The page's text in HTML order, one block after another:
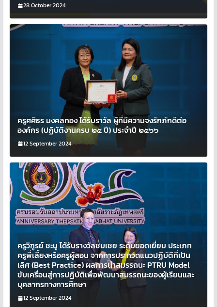
28 October 2024
ครูศศิธร มงคลทอง ได้รับราวัล ผู้ที่มีความจงรักภักดีต่อ
องค์กร (ปฏิบัติงานครบ ๒๕ ปี) ประจำปี ๒๕๖๖
12 September 2024
ครูวิฑูรย์ ชะนู ได้รับรางวัลชมเชย ระดับยอดเยี่ยม ประเภท
ครูพี่เลี้ยงหรือครูผู้สอน จากการประกวดแนวปฏิบัติที่เป็น
เลิศ (Best Practice) ผลการนำสมรรถนะ PTRU Model
ขับเครื่อนสู่การปฏิบัติเพื่อพัฒนาสมรรถนะของผู้เรียนและ
บุคลากรทางการศึกษา
12 September 2024